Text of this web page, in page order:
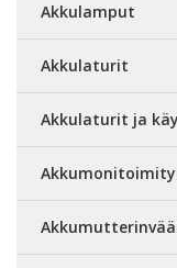
Akkulamput
Akkulaturit
Akkulaturit ja